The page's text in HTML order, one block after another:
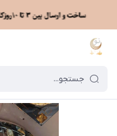
ماه نو / خرید لوستر بر اساس مدل